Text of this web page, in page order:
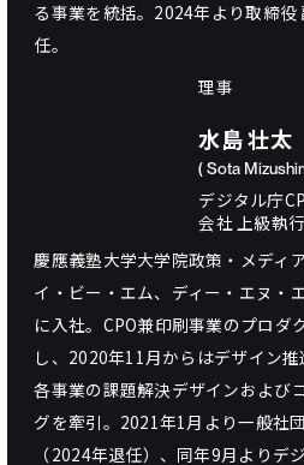
る事業を統括。2024年より取締
任。
理事
水島 壮太
( Sota
デジタル庁
会社 上級執
慶應義塾大学大学院政策・メディ
イ・ビー・エム、ディー・エヌ・
に入社。CPO兼印刷事業のプロダ
し、2020年11月からはデザイン推
各事業の課題解決デザインおよび
グを牽引。2021年1月より⼀般社
（2024年退任）、同年9月よりデ